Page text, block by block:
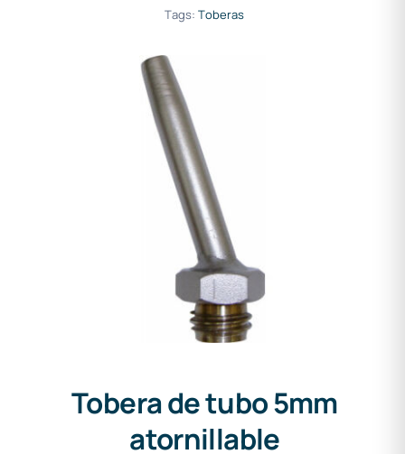
Tags:Toberas
Tobera de tubo 5mm
atornillable
Tobera de tubo 5mm
atornillable